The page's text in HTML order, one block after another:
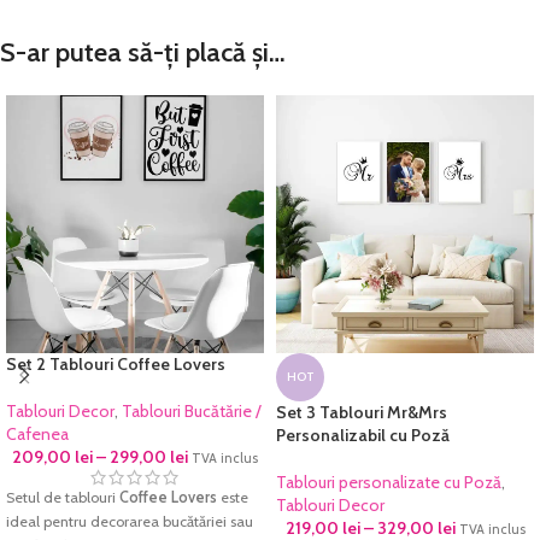
S-ar putea să-ți placă și…
Set 2 Tablouri Coffee Lovers
Tablouri Decor, Tablouri Bucătărie /
Cafenea
209,00 lei– 299,00 lei TVA inclus
Setul de tablouri Coffee Lovers este
ideal pentru decorarea bucătăriei sau
HOT
Set 3 Tablouri Mr&Mrs
Personalizabil cu Poză
Tablouri personalizate cu Poză,
Tablouri Decor
219,00 lei– 329,00 lei TVA inclus